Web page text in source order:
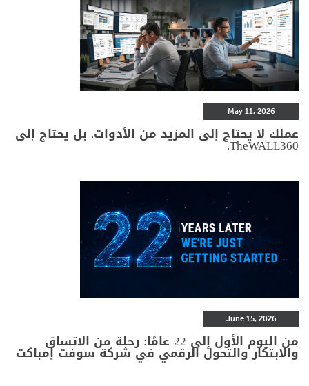
May 11, 2026
عملك لا يحتاج إلى المزيد من الأدوات. بل يحتاج إلى
TheWALL360.
June 15, 2026
من اليوم الأول إلى 22 عامًا: رحلة من الاتساق
والابتكار والتحول الرقمي في شركة سوفت إمباكت